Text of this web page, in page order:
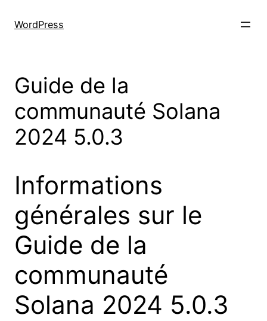
WordPress
Guide de la
communauté Solana
2024 5.0.3
Informations
générales sur le
Guide de la
communauté
Solana 2024 5.0.3